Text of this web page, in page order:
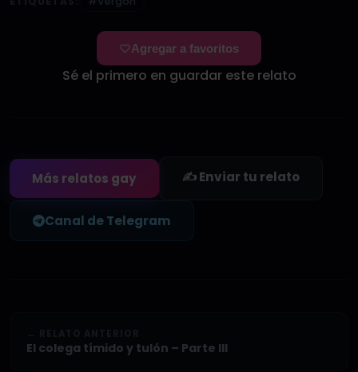
Agregar a favoritos
Sé el primero en guardar este relato
Más relatos gay ✍️ Enviar tu relato
Canal de Telegram
El colega tímido y tulón – Parte III